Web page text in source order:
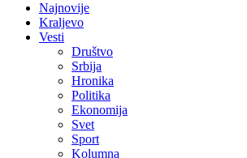
Najnovije
Kraljevo
Vesti
Društvo
Srbija
Hronika
Politika
Ekonomija
Svet
Sport
Kolumna